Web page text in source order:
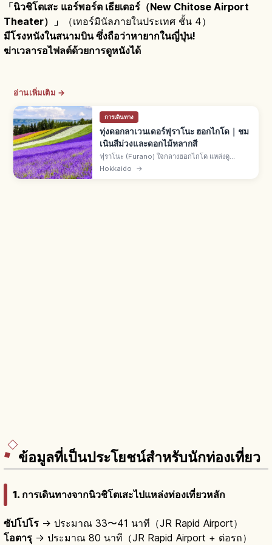
「นิวชิโตเสะ แอร์พอร์ต เธียเตอร์（New Chitose Airport
Theater）」
（เทอร์มินัลภายในประเทศ ชั้น 4）
มีโรงหนังในสนามบิน ซึ่งถือว่าหายากในญี่ปุ่น!
ฆ่าเวลารอไฟลต์ด้วยการดูหนังได้
อ่านเพิ่มเติม →
การเดินทาง
ทุ่งดอกลาเวนเดอร์ฟุราโนะ ฮอกไกโด｜ชม
เนินสีม่วงและดอกไม้หลากสี
ฟุราโนะ (Furano) ใจกลางฮอกไกโด แหล่งดู
ลาเวนเดอร์ฤดูร้อน ทุ่งดอกม่วงสุดสายตา ช่วงสวย
Hokkaido →
ข้อมูลที่เป็นประโยชน์สำหรับนักท่องเที่ยว
1. การเดินทางจากนิวชิโตเสะไปแหล่งท่องเที่ยวหลัก
ซัปโปโร → ประมาณ 33〜41 นาที（JR Rapid Airport）
โอตารุ → ประมาณ 80 นาที（JR Rapid Airport + ต่อรถ）